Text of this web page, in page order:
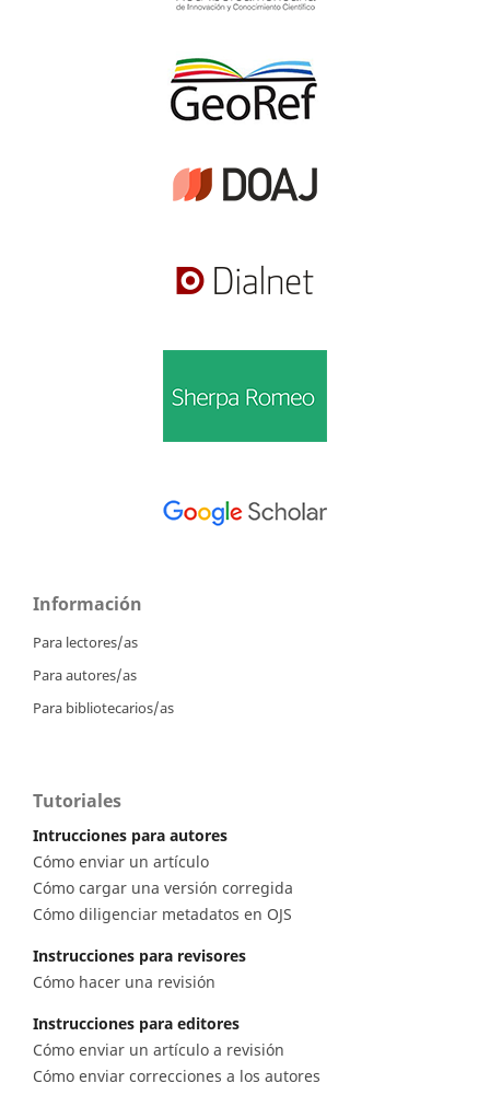
Información
Para lectores/as
Para autores/as
Para bibliotecarios/as
Tutoriales
Intrucciones para autores
Cómo enviar un artículo
Cómo cargar una versión corregida
Cómo diligenciar metadatos en OJS
Instrucciones para revisores
Cómo hacer una revisión
Instrucciones para editores
Cómo enviar un artículo a revisión
Cómo enviar correcciones a los autores